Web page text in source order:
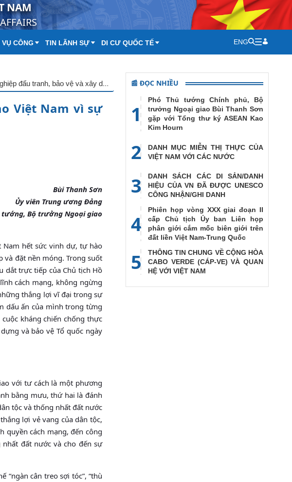
NAM
VỤ CÔNG TIN LÃNH SỰ DI CƯ QUỐC TẾ ENG
Chặng đường 80 năm vẻ vang của nền ngoại giao Việt Nam vì sự nghiệp đấu tranh, bảo vệ và xây dựng đất nước
Việt Nam vì sự
Bùi Thanh Sơn
Ủy viên Trung ương Đảng
tướng, Bộ trưởng Ngoại giao
Nam hết sức vinh dự, tự hào
và đặt nền móng. Trong suốt
dắt trực tiếp của Chủ tịch Hồ
cách mạng, không ngừng
thắng lợi vĩ đại trong sự
dấu ấn của mình trong từng
kháng chiến chống thực
và bảo vệ Tổ quốc ngày
với tư cách là một phương
bằng mưu, thứ hai là đánh
tộc và thống nhất đất nước
lợi vẻ vang của dân tộc,
quyền cách mạng, đến công
đất nước và cho đến sự
cân treo sợi tóc”, “thù
📰 ĐỌC NHIỀU
1
Phó Thủ tướng Chính phủ, Bộ
trưởng Ngoại giao Bùi Thanh Sơn
gặp với Tổng thư ký ASEAN Kao
Kim Hourn
2
DANH MỤC MIỄN THỊ THỰC CỦA
VIỆT NAM VỚI CÁC NƯỚC
3
DANH SÁCH CÁC DI SẢN/DANH
HIỆU CỦA VN ĐÃ ĐƯỢC UNESCO
CÔNG NHẬN/GHI DANH
4
Phiên họp vòng XXX giai đoạn II
cấp Chủ tịch Ủy ban Liên họp
phân giới cắm mốc biên giới trên
đất liền Việt Nam-Trung Quốc
5
THÔNG TIN CHUNG VỀ CỘNG HÒA
CABO VERDE (CÁP-VE) VÀ QUAN
HỆ VỚI VIỆT NAM